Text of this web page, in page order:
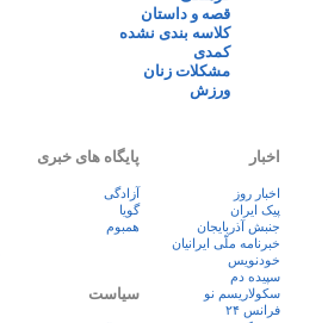
قصه و داستان
کلاسه بندی نشده
کمدی
مشکلات زنان
ورزش
اخبار
اخبار روز
پيک ايران
جنبش آذربایجان
خبرنامه ملّی ایرانیان
خودنویس
سپیده دم
سکولاریسم نو
فرانس ۲۴
پایگاه های خبری
آزادگی
گویا
همبوم
سیاست